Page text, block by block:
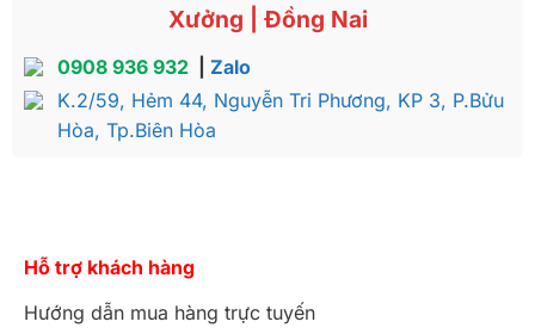
Xưởng | Đồng Nai
0908 936 932
Zalo
K.2/59, Hẻm 44, Nguyễn Tri Phương, KP 3, P.Bửu
Hòa, Tp.Biên Hòa
Hỗ trợ khách hàng
Hướng dẫn mua hàng trực tuyến